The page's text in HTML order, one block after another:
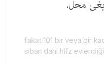
محل.
fakat 101 bir veya bir
siban dahi hifz